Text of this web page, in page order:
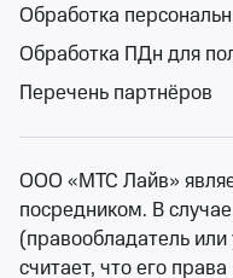
Фестивали – это
притягивают
проводится как в
открытом воздухе.
считаются
творческие группы,
предлагаются
Обработка
Обработка ПДн для
Перечень партнёров
ООО «МТС Лайв»
посредником. В
(правообладатель
считает, что его